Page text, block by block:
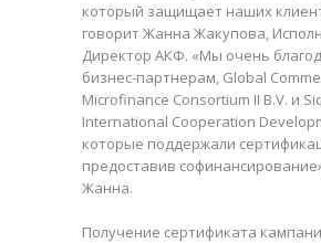
который защищает наших
говорит Жанна Жакупова,
Директор АКФ. «Мы очень
бизнес-партнерам, Global
Microfinance Consortium II B.V. и
International Cooperation
которые поддержали
предоставив
Жанна.
Получение сертификата